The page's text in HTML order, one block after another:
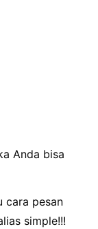
Anda bisa
cara pesan
simple!!!